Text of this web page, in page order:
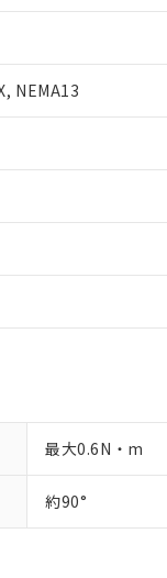
NEMA13
最大0.6N・m
約90°